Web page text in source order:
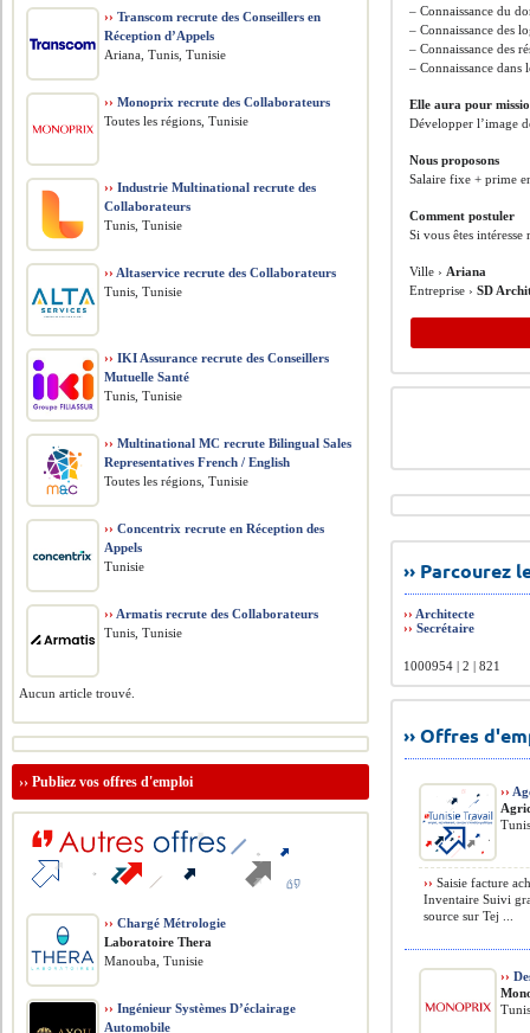
– Connaissance du
– Connaissance des
– Connaissance des
– Connaissance dans
Elle aura pour
Développer l’image
Nous proposons
Salaire fixe + prime
Comment postuler
Si vous êtes
Ville › Ariana
Entreprise ›SD
››
›› Architecte
››Secrétaire
1000954 | 2 | 821
›› Offres
››
›› Saisie facture
Inventaire Suivi
source sur Tej ...
››
›› Transcom recrute des Conseillers en
Réception d’Appels
Ariana, Tunis, Tunisie
›› Monoprix recrute des Collaborateurs
Toutes les régions, Tunisie
›› Industrie Multinational recrute des
Collaborateurs
Tunis, Tunisie
›› Altaservice recrute des Collaborateurs
Tunis, Tunisie
›› IKI Assurance recrute des Conseillers
Mutuelle Santé
Tunis, Tunisie
›› Multinational MC recrute Bilingual Sales
Representatives French / English
Toutes les régions, Tunisie
›› Concentrix recrute en Réception des
Appels
Tunisie
›› Armatis recrute des Collaborateurs
Tunis, Tunisie
Aucun article trouvé.
››Publiez vos offres d'emploi
›› Chargé Métrologie
Laboratoire Thera
Manouba, Tunisie
›› Ingénieur Systèmes D’éclairage
Automobile